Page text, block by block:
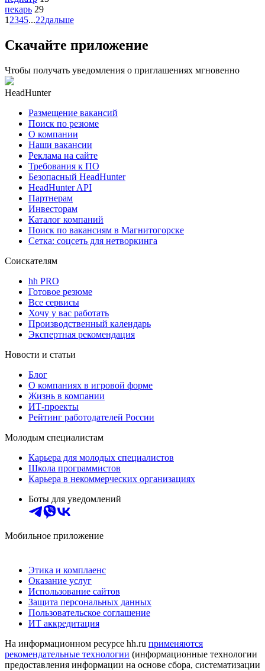
пекарь 29
1 2345...22дальше
Скачайте приложение
Чтобы получать уведомления о приглашениях мгновенно
HeadHunter
Размещение вакансий
Поиск по резюме
О компании
Наши вакансии
Реклама на сайте
Требования к ПО
Безопасный HeadHunter
HeadHunter API
Партнерам
Инвесторам
Каталог компаний
Поиск по вакансиям в Магнитогорске
Сетка: соцсеть для нетворкинга
Соискателям
hh PRO
Готовое резюме
Все сервисы
Хочу у вас работать
Производственный календарь
Экспертная рекомендация
Новости и статьи
Блог
О компаниях в игровой форме
Жизнь в компании
ИТ-проекты
Рейтинг работодателей России
Молодым специалистам
Карьера для молодых специалистов
Школа программистов
Карьера в некоммерческих организациях
Боты для уведомлений
Мобильное приложение
Этика и комплаенс
Оказание услуг
Использование сайтов
Защита персональных данных
Пользовательское соглашение
ИТ аккредитация
На информационном ресурсе hh.ru применяются
рекомендательные технологии (информационные технологии
предоставления информации на основе сбора, систематизации